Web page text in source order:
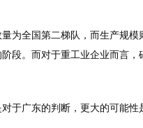
为全国第二梯队，而生产规
段。而对于重工业企业而言
于广东的判断，更大的可能